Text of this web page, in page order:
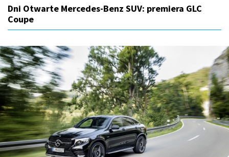
Dni Otwarte Mercedes-Benz SUV: premiera GLC
Coupe